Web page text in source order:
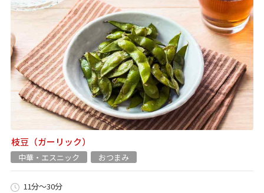
枝豆（ガーリック）
中華・エスニック おつまみ
11分～30分